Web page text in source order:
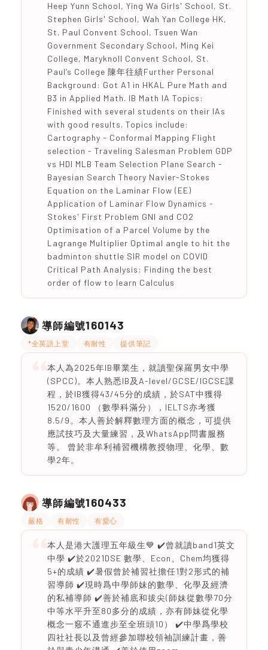
Heep Yunn School, Ying Wa Girls' School, St.
Stephen Girls' School, Wah Yan College HK,
St. Paul Convent School, Tsuen Wan
Government Secondary School, Ming Kei
College, Maryknoll Convent School, St.
Paul’s College 陳年往績Further Personal
Background: Got A1 in HKAL Pure Math and
B3 in Applied Math. IB Math IA Topics:
Finished with several students on their IAs
with good results. Topics include:
Cartography - Conformal Mapping Flight
selection - Traveling Salesman Problem GDP
vs HDI MLB Team Selection Plane Search -
Bayesian Search Theory Navier-Stokes
Equation on the Laminar Flow (EE)
Application of Laminar Flow Dynamics -
Stokes' First Problem GNI and CO2
Optimisation of a Parcel Volume by the
Lagrange Multiplier Optimal angle to hit the
badminton shuttle SIR model on COVID
Critical Path Analysis: Finding the best
order of flow to learn Calculus
導師編號160143
*全英語上堂 有耐性 提供筆記
本人為2025年IB畢業生，就讀聖保羅男女中學
(SPCC)。本人熟悉IB及A-level/GCSE/IGCSE課
程，於IB獲得43/45分的成績，於SAT中獲得
1520/1600 （數學科滿分），IELTS亦考獲
8.5/9。本人善於解釋數理方面的概念，可提供
應試技巧及大量練習，及WhatsApp問書服務
等。 曾於非牟利補習機構教授物理、化學、數
學2年。
導師編號160433
嚴格 有耐性 有愛心
本人是港大護理五年級生💙 ✔️曾就讀band1英文
中學 ✔️於2021DSE 數學、Econ、Chem均獲得
5+的成績 ✔️暑假曾於補習社擔任1對2形式的補
習導師 ✔️現時爲中學師妹的數學、化學及經濟
的私補導師 ✔️善於補底和拔尖(師妹從數學70分
中等水平升至80多分的成績，亦有師妹從化學
概念一竅不通進步至全班頭10） ✔️中學爲學校
四社社長以及曾經參加聯校領袖訓練計畫，善